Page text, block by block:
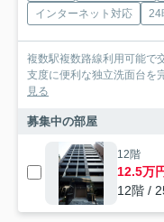
インターネット対応
24
複数駅複数路線利用可能で
支度に便利な独立洗面台を
見る
募集中の部屋
12階
12.5万
12階 /